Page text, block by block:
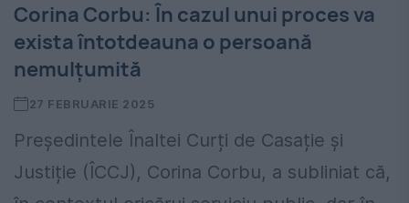
Corina Corbu: În cazul unui proces va
exista întotdeauna o persoană
nemulțumită
27 FEBRUARIE 2025
Președintele Înaltei Curți de Casație și
Justiție (ÎCCJ), Corina Corbu, a subliniat că,